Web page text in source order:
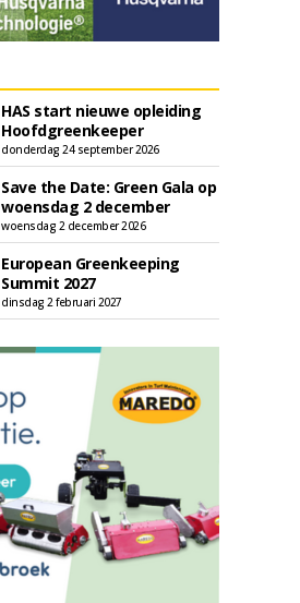
HAS start nieuwe opleiding
Hoofdgreenkeeper
donderdag 24 september 2026
Save the Date: Green Gala op
woensdag 2 december
woensdag 2 december 2026
European Greenkeeping
Summit 2027
dinsdag 2 februari 2027